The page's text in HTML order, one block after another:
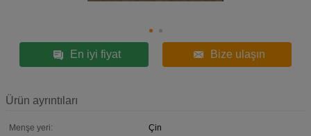
En iyi fiyat Bize ulaşın
Ürün ayrıntıları
Menşe yeri:
Çin